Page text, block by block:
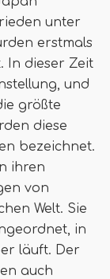
unter
erstmals
In dieser Zeit
und
größte
diese
bezeichnet.
ihren
von
Welt. Sie
in
läuft. Der
auch